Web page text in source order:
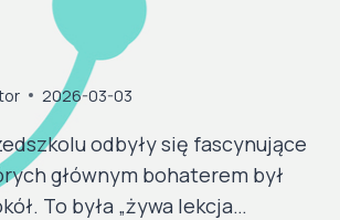
27.03.2026
2026-03-03
odbyły się fascynujące
głównym bohaterem był
To była „żywa lekcja…